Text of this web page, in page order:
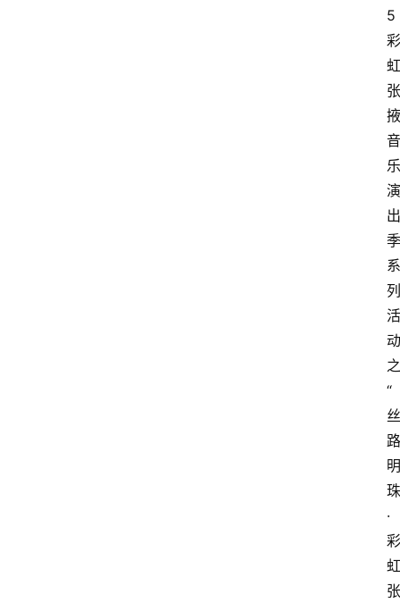
5
彩
虹
张
掖
音
乐
演
出
季
系
列
活
动
之
“
丝
路
明
珠
·
彩
虹
张